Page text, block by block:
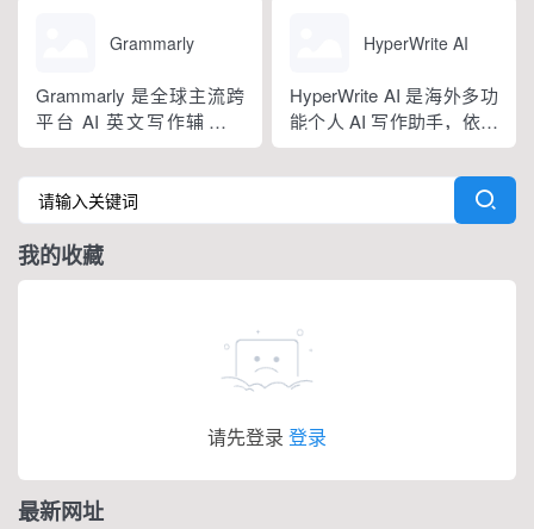
纠正语法、拼写和标点符
语种，区分六大英语地域
法纠错外，还可校验标
点、大小写、语句冗余问
题，附带 AI 句子改写功
Grammarly
Grammarly 是全球主流跨
平台 AI 英文写作辅助工
具，提供免费基础版本，
依托 NLP 与大模型技术，
搭载 GrammarlyGO 智能
写作助手，集实时校对、
AI 生成、抄袭检测、引文
排版、团队文风统一功能
HyperWrite AI
HyperWrite AI 是海外多功
能个人 AI 写作助手，依托
大语言模型打造全场景文
字处理工具，内置上百种
写作功能，支持原生网页
编辑器与 Chrome 浏览器
调用 AI。覆盖内容生成、
务沟通等...
我的收藏
请先登录 登录
最新网址